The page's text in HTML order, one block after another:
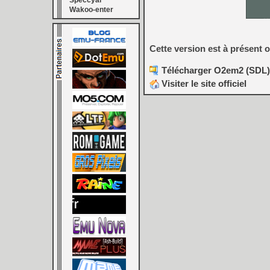
Wakoo-enter
Cette version est à présent
Télécharger O2em2
Visiter le site officiel